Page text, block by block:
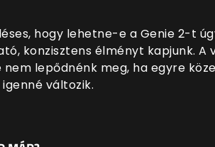
hogy lehetne-e a Genie 2-t
konzisztens élményt kapjunk. A
nem lepődnénk meg, ha egyre
változik.